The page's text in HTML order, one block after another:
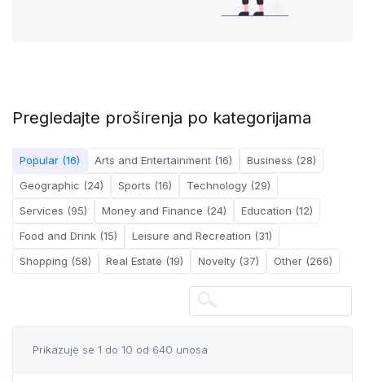
Pregledajte proširenja po kategorijama
Popular (16) Arts and Entertainment (16)
Business (28)
Geographic (24)
Sports (16)
Technology (29)
Services (95)
Money and Finance (24)
Education (12)
Food and Drink (15)
Leisure and Recreation (31)
Shopping (58)
Real Estate (19) Novelty (37) Other (266)
Prikazuje se 1 do 10 od 640 unosa